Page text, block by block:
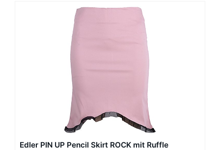
Edler PIN UP Pencil Skirt ROCK mit Ruffle